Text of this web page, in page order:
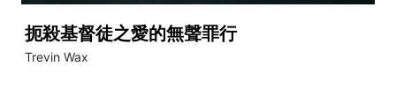
扼殺基督徒之愛的無聲罪行
Trevin Wax